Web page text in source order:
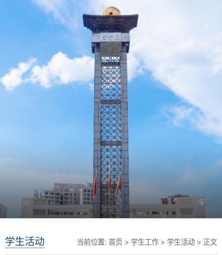
当前位置: 首页 > 学生工作 > 学生活动 > 正文
学生活动